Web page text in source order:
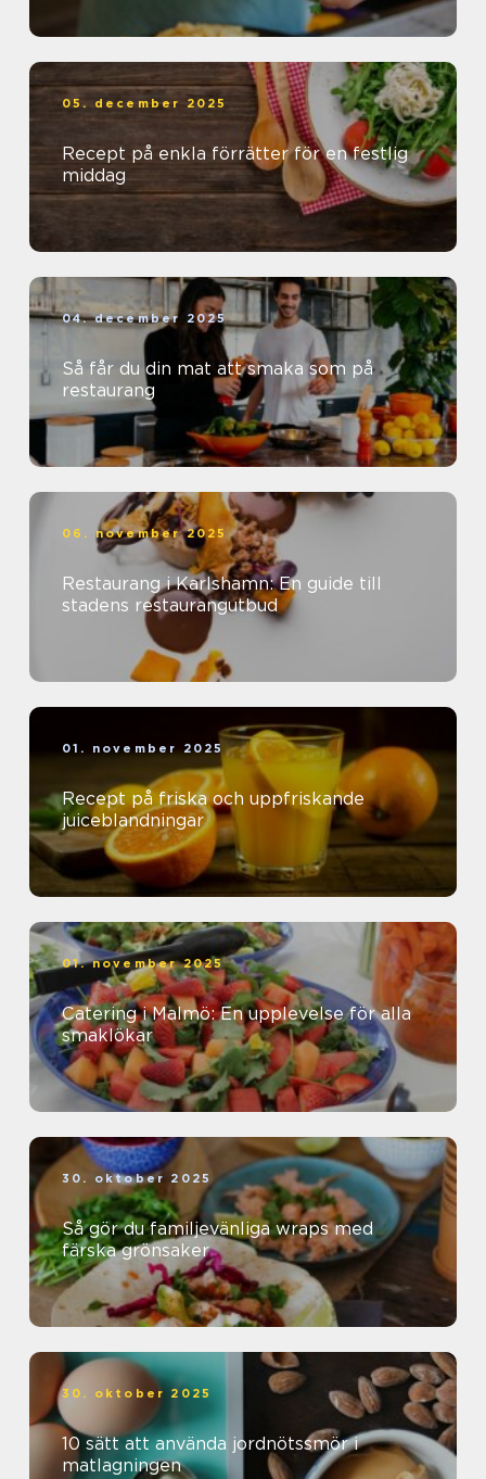
05. december 2025
Recept på enkla förrätter för en festlig
middag
04. december 2025
Så får du din mat att smaka som på
restaurang
06. november 2025
Restaurang i Karlshamn: En guide till
stadens restaurangutbud
01. november 2025
Recept på friska och uppfriskande
juiceblandningar
01. november 2025
Catering i Malmö: En upplevelse för alla
smaklökar
30. oktober 2025
Så gör du familjevänliga wraps med
färska grönsaker
30. oktober 2025
10 sätt att använda jordnötssmör i
matlagningen